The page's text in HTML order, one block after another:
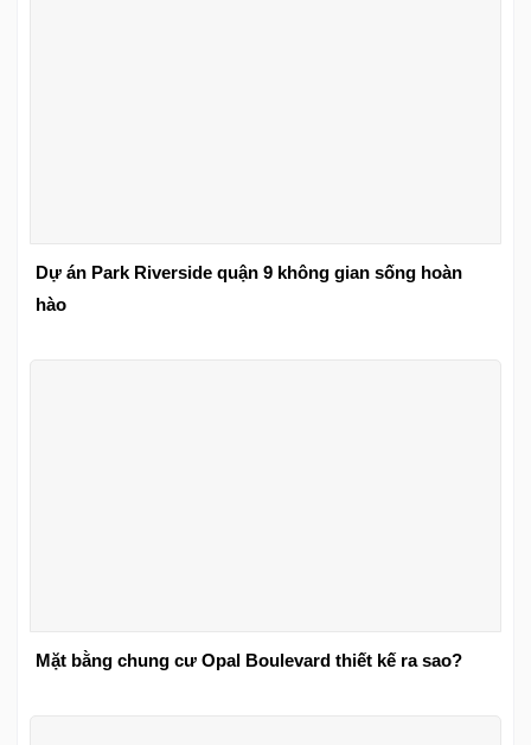
Dự án Park Riverside quận 9 không gian sống hoàn
hào
Mặt bằng chung cư Opal Boulevard thiết kế ra sao?